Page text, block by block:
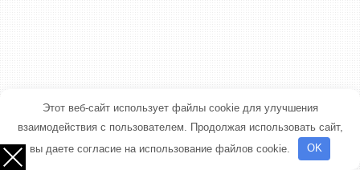
Этот веб-сайт использует файлы cookie для улучшения
взаимодействия с пользователем. Продолжая использовать сайт,
вы даете согласие на использование файлов cookie.
OK